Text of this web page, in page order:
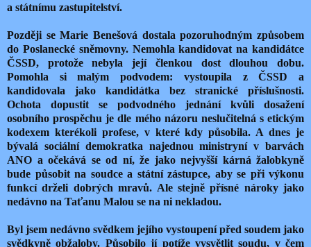
a státnímu zastupitelství.
Později se Marie Benešová dostala pozoruhodným způsobem
do Poslanecké sněmovny. Nemohla kandidovat na kandidátce
ČSSD, protože nebyla její členkou dost dlouhou dobu.
Pomohla si malým podvodem: vystoupila z ČSSD a
kandidovala jako kandidátka bez stranické příslušnosti.
Ochota dopustit se podvodného jednání kvůli dosažení
osobního prospěchu je dle mého názoru neslučitelná s etickým
kodexem kterékoli profese, v které kdy působila. A dnes je
bývalá sociální demokratka najednou ministryní v barvách
ANO a očekává se od ní, že jako nejvyšší kárná žalobkyně
bude působit na soudce a státní zástupce, aby se při výkonu
funkcí drželi dobrých mravů. Ale stejně přísné nároky jako
nedávno na Taťanu Malou se na ni nekladou.
Byl jsem nedávno svědkem jejího vystoupení před soudem jako
svědkyně obžaloby. Působilo jí potíže vysvětlit soudu, v čem